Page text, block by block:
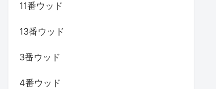
11番ウッド
13番ウッド
3番ウッド
4番ウッド